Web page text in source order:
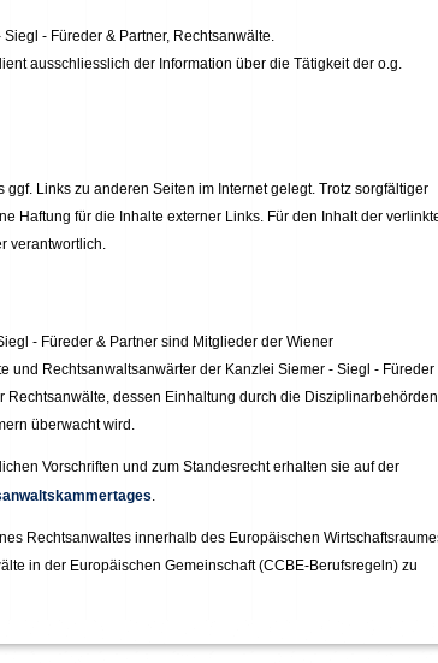
Siegl - Füreder & Partner, Rechtsanwälte.
ausschliesslich der Information über die Tätigkeit der o.g.
Links zu anderen Seiten im Internet gelegt. Trotz sorgfältiger
Haftung für die Inhalte externer Links. Für den Inhalt der
verantwortlich.
- Füreder & Partner sind Mitglieder der Wiener
und Rechtsanwaltsanwärter der Kanzlei Siemer - Siegl - Füreder
Rechtsanwälte, dessen Einhaltung durch die Disziplinarbehörden
überwacht wird.
Vorschriften und zum Standesrecht erhalten sie auf der
.
Rechtsanwaltes innerhalb des Europäischen
in der Europäischen Gemeinschaft (CCBE-Berufsregeln) zu